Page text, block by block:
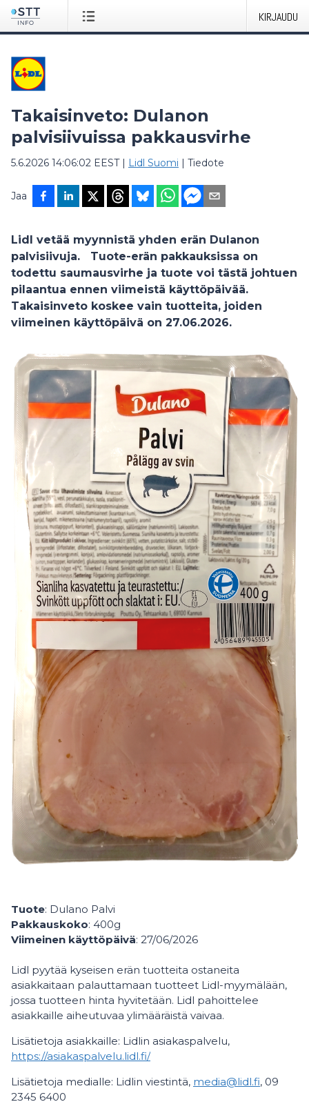
KIRJAUDU
Takaisinveto: Dulanon
palvisiivuissa pakkausvirhe
5.6.2026 14:06:02 EEST| Lidl Suomi | Tiedote
Jaa
Lidl vetää myynnistä yhden erän Dulanon
palvisiivuja. Tuote-erän pakkauksissa on
todettu saumausvirhe ja tuote voi tästä johtuen
pilaantua ennen viimeistä käyttöpäivää.
Takaisinveto koskee vain tuotteita, joiden
viimeinen käyttöpäivä on 27.06.2026.
Tuote: Dulano Palvi
Pakkauskoko: 400g
Viimeinen käyttöpäivä: 27/06/2026
Lidl pyytää kyseisen erän tuotteita ostaneita
asiakkaitaan palauttamaan tuotteet Lidl-myymälään,
jossa tuotteen hinta hyvitetään. Lidl pahoittelee
asiakkaille aiheutuvaa ylimääräistä vaivaa.
Lisätietoja asiakkaille: Lidlin asiakaspalvelu,
https://asiakaspalvelu.lidl.fi/
Lisätietoja medialle: Lidlin viestintä, media@lidl.fi, 09
2345 6400